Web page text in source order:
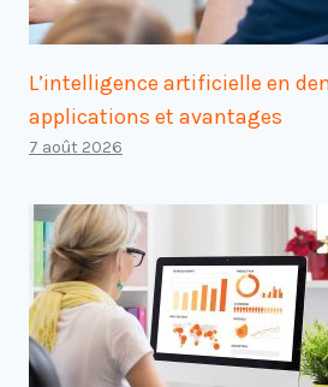
L’intelligence artificielle en
applications et avantages
7 août 2026